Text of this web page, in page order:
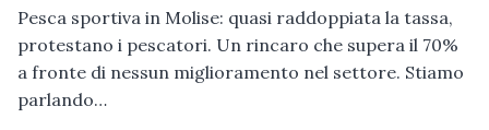
Pesca sportiva in Molise: quasi raddoppiata la tassa,
protestano i pescatori. Un rincaro che supera il 70%
a fronte di nessun miglioramento nel settore. Stiamo
parlando…